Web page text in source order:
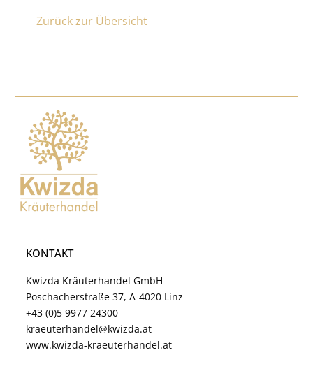
Zurück zur Übersicht
KONTAKT
Kwizda Kräuterhandel GmbH
Poschacherstraße 37, A-4020 Linz
+43 (0)5 9977 24300
kraeuterhandel@kwizda.at
www.kwizda-kraeuterhandel.at